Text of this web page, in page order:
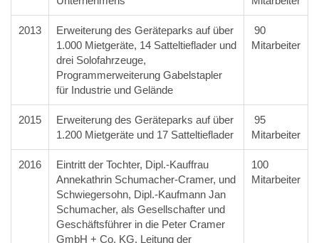
2013
Erweiterung des Geräteparks auf über
1.000 Mietgeräte, 14 Satteltieflader und
drei Solofahrzeuge,
Programmerweiterung Gabelstapler
für Industrie und Gelände
90
Mitarbeiter
2015
Erweiterung des Geräteparks auf über
1.200 Mietgeräte und 17 Satteltieflader
95
Mitarbeiter
2016
Eintritt der Tochter, Dipl.-Kauffrau
Annekathrin Schumacher-Cramer, und
Schwiegersohn, Dipl.-Kaufmann Jan
Schumacher, als Gesellschafter und
Geschäftsführer in die Peter Cramer
GmbH + Co. KG. Leitung der
100
Mitarbeiter